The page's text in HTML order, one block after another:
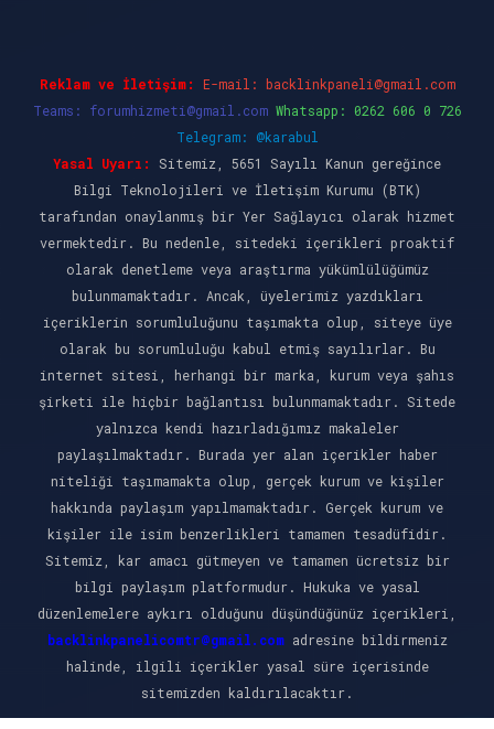
Reklam ve İletişim: E-mail: backlinkpaneli@gmail.com
Teams: forumhizmeti@gmail.com Whatsapp: 0262 606 0 726
Telegram: @karabul
Yasal Uyarı:
Sitemiz, 5651 Sayılı Kanun gereğince
Bilgi Teknolojileri ve İletişim Kurumu (BTK)
tarafından onaylanmış bir Yer Sağlayıcı olarak hizmet
vermektedir. Bu nedenle, sitedeki içerikleri proaktif
olarak denetleme veya araştırma yükümlülüğümüz
bulunmamaktadır. Ancak, üyelerimiz yazdıkları
içeriklerin sorumluluğunu taşımakta olup, siteye üye
olarak bu sorumluluğu kabul etmiş sayılırlar. Bu
internet sitesi, herhangi bir marka, kurum veya şahıs
şirketi ile hiçbir bağlantısı bulunmamaktadır. Sitede
yalnızca kendi hazırladığımız makaleler
paylaşılmaktadır. Burada yer alan içerikler haber
niteliği taşımamakta olup, gerçek kurum ve kişiler
hakkında paylaşım yapılmamaktadır. Gerçek kurum ve
kişiler ile isim benzerlikleri tamamen tesadüfidir.
Sitemiz, kar amacı gütmeyen ve tamamen ücretsiz bir
bilgi paylaşım platformudur. Hukuka ve yasal
düzenlemelere aykırı olduğunu düşündüğünüz içerikleri,
backlinkpanelicomtr@gmail.comadresine bildirmeniz
halinde, ilgili içerikler yasal süre içerisinde
sitemizden kaldırılacaktır.